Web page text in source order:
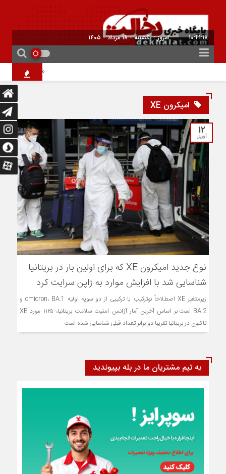
10:41:19 امروز : یکشنبه - ۱۸ مرداد - ۱۴۰۵
معرفی کتاب هنر
امیکرون XE
12
آوریل
نوع جدید امیکرون XE که برای اولین بار در بریتانیا
شناسایی شد با افزایش موارد به ژاپن سرایت کرد
زیرمتغیر XE اصطلاحاً نوترکیب یا ترکیبی از دو سویه اولیه omicron، BA.1 و
BA.2 است.بر اساس آخرین آمار آژانس امنیت سلامت بریتانیا، ۱۱۲۵ مورد XE
تاکنون در بریتانیا تقریبا دو برابر تعداد قبلی شناسایی شده است.
به تیم مشتریان ما در بله بپیوندید